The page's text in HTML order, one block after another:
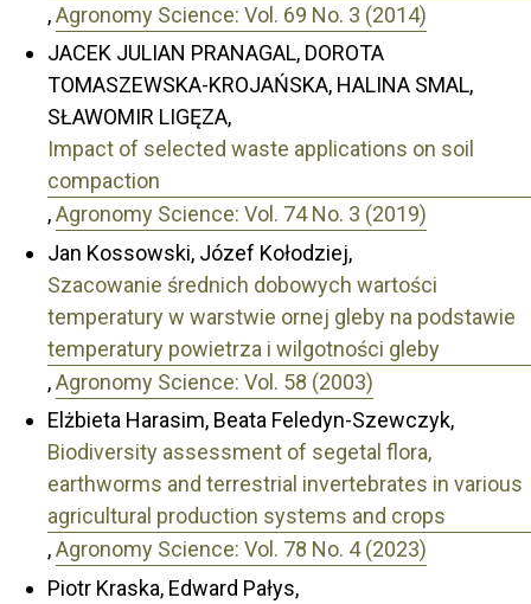
,Agronomy Science: Vol. 69 No. 3 (2014)
JACEK JULIAN PRANAGAL, DOROTA
TOMASZEWSKA-KROJAŃSKA, HALINA SMAL,
SŁAWOMIR LIGĘZA,
Impact of selected waste applications on soil
compaction
,Agronomy Science: Vol. 74 No. 3 (2019)
Jan Kossowski, Józef Kołodziej,
Szacowanie średnich dobowych wartości
temperatury w warstwie ornej gleby na podstawie
temperatury powietrza i wilgotności gleby
,Agronomy Science: Vol. 58 (2003)
Elżbieta Harasim, Beata Feledyn-Szewczyk,
Biodiversity assessment of segetal flora,
earthworms and terrestrial invertebrates in various
agricultural production systems and crops
,Agronomy Science: Vol. 78 No. 4 (2023)
Piotr Kraska, Edward Pałys,